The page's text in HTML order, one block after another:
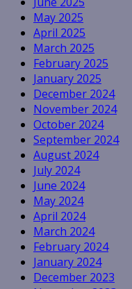
May 2025
April 2025
March 2025
February 2025
January 2025
December 2024
November 2024
October 2024
September 2024
August 2024
July 2024
June 2024
May 2024
April 2024
March 2024
February 2024
January 2024
December 2023